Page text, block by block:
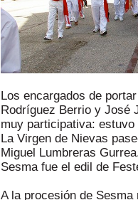
Los encargados de
Rodríguez Berrio y José
muy participativa:
La Virgen de Nievas
Miguel Lumbreras
Sesma fue el edil de
A la procesión de